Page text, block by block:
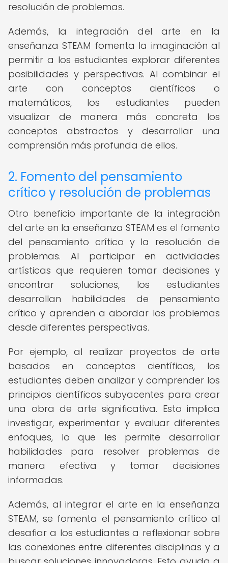
resolución de problemas.
Además, la integración del arte en la
enseñanza STEAM fomenta la imaginación al
permitir a los estudiantes explorar diferentes
posibilidades y perspectivas. Al combinar el
arte con conceptos científicos o
matemáticos, los estudiantes pueden
visualizar de manera más concreta los
conceptos abstractos y desarrollar una
comprensión más profunda de ellos.
2. Fomento del pensamiento
crítico y resolución de problemas
Otro beneficio importante de la integración
del arte en la enseñanza STEAM es el fomento
del pensamiento crítico y la resolución de
problemas. Al participar en actividades
artísticas que requieren tomar decisiones y
encontrar soluciones, los estudiantes
desarrollan habilidades de pensamiento
crítico y aprenden a abordar los problemas
desde diferentes perspectivas.
Por ejemplo, al realizar proyectos de arte
basados en conceptos científicos, los
estudiantes deben analizar y comprender los
principios científicos subyacentes para crear
una obra de arte significativa. Esto implica
investigar, experimentar y evaluar diferentes
enfoques, lo que les permite desarrollar
habilidades para resolver problemas de
manera efectiva y tomar decisiones
informadas.
Además, al integrar el arte en la enseñanza
STEAM, se fomenta el pensamiento crítico al
desafiar a los estudiantes a reflexionar sobre
las conexiones entre diferentes disciplinas y a